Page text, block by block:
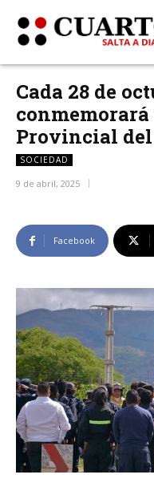
Cada 28 de
Provincial
SOCIEDAD
9 de abril, 2025
Facebook